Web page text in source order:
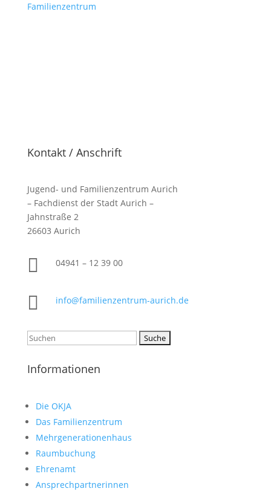
Familienzentrum
Kontakt / Anschrift
Jugend- und Familienzentrum Aurich
– Fachdienst der Stadt Aurich –
Jahnstraße 2
26603 Aurich
 04941 – 12 39 00
 info@familienzentrum-aurich.de
Suchen
Informationen
Die OKJA
Das Familienzentrum
Mehrgenerationenhaus
Raumbuchung
Ehrenamt
Ansprechpartnerinnen